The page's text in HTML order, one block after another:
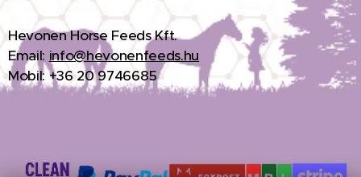
Hevonen Horse Feeds Kft.
Email: info@hevonenfeeds.hu
Mobil: +36 20 9746685